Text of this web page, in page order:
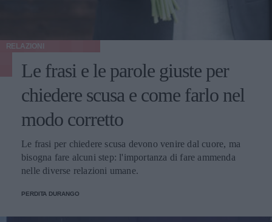
RELAZIONI
Le frasi e le parole giuste per
chiedere scusa e come farlo nel
modo corretto
Le frasi per chiedere scusa devono venire dal cuore, ma
bisogna fare alcuni step: l'importanza di fare ammenda
nelle diverse relazioni umane.
PERDITA DURANGO